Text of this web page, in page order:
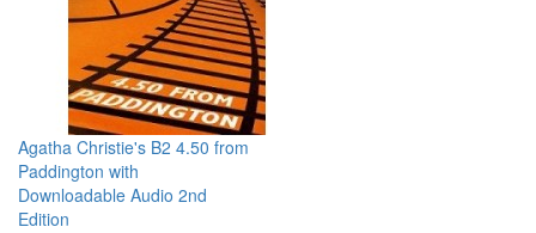
Agatha Christie's B2 4.50 from
Paddington with
Downloadable Audio 2nd
Edition